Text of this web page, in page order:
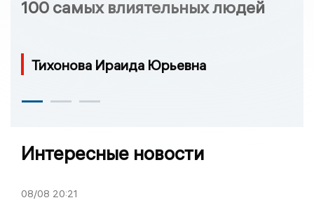
100 самых влиятельных людей
Тихонова Ираида Юрьевна
Интересные новости
08/08 20:21